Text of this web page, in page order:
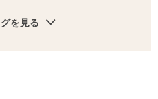
を見る